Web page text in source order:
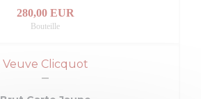
280,00 EUR
Bouteille
Veuve Clicquot